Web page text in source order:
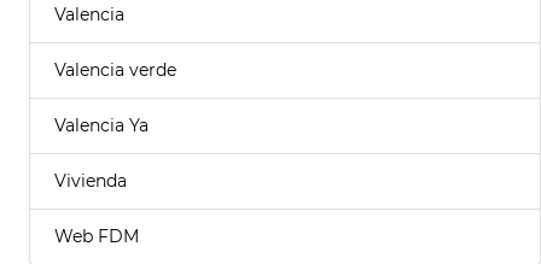
Valencia
Valencia verde
Valencia Ya
Vivienda
Web FDM